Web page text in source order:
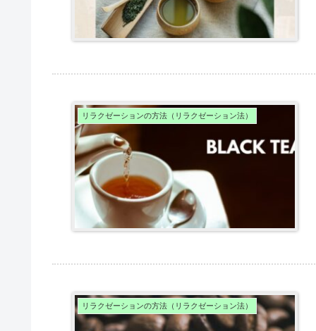
リラクゼーションの方法（リラクゼーション法）
リラクゼーションの方法（リラクゼーション法）